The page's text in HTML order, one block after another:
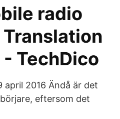
radio
TechDico
april 2016 Ändå är det
eftersom det